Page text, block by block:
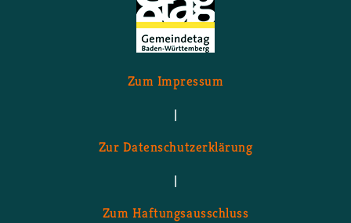
Zum Im­pres­sum
|
Zur Da­ten­schutz­er­klä­rung
|
Zum Haf­tungs­aus­schluss